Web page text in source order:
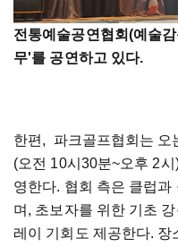
전통예술공연협회(예술
무'를 공연하고 있다.
한편 , 파크골프협회는 오
(오전 10시 30분~오후 2시
영한다. 협회 측은 클럽과
며 , 초보자를 위한 기초
레이
기회도 제공한다. 장